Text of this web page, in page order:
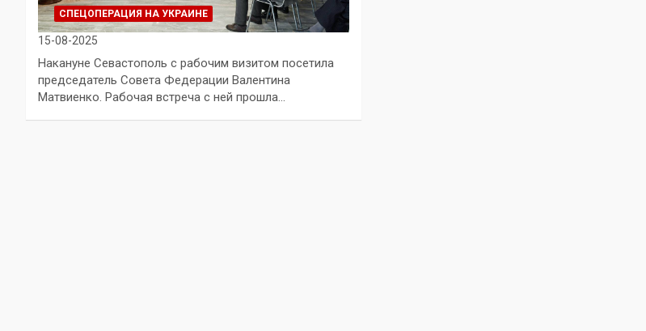
СПЕЦОПЕРАЦИЯ НА УКРАИНЕ
15-08-2025
Накануне Севастополь с рабочим визитом посетила
председатель Совета Федерации Валентина
Матвиенко. Рабочая встреча с ней прошла…